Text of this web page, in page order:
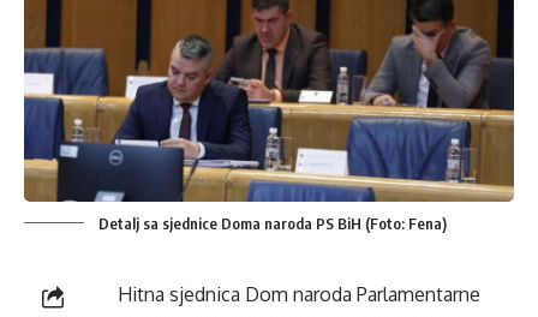
Detalj sa sjednice Doma naroda PS BiH (Foto: Fena)
Hitna sjednica Dom naroda Parlamentarne